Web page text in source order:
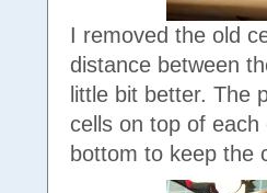
I removed the old
distance between
little bit better. The
cells on top of
bottom to keep the